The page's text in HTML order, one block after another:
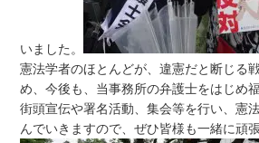
いました。
憲法学者のほとんどが、違憲だと断じる
め、今後も、当事務所の弁護士をはじめ
街頭宣伝や署名活動、集会等を行い、憲
んでいきますので、ぜひ皆様も一緒に頑